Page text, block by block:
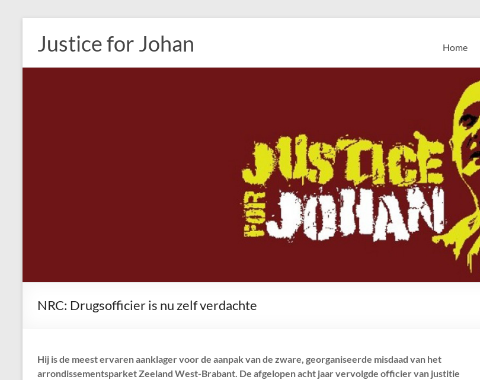
Justice for Johan Home
NRC: Drugsofficier is nu zelf verdachte
Hij is de meest ervaren aanklager voor de aanpak van de zware, georganiseerde misdaad van het
arrondissementsparket Zeeland West-Brabant. De afgelopen acht jaar vervolgde officier van justitie